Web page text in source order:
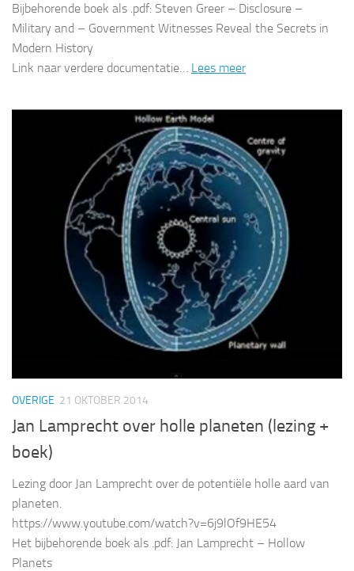
Bijbehorende boek als .pdf: Steven Greer – Disclosure –
Military and – Government Witnesses Reveal the Secrets in
Modern History
Link naar verdere documentatie… Lees meer
OVERIGE 21 OKTOBER 2014
Jan Lamprecht over holle planeten (lezing +
boek)
Lezing door Jan Lamprecht over de potentiële holle aard van
planeten.
https://www.youtube.com/watch?v=6j9lOf9HE54
Het bijbehorende boek als .pdf: Jan Lamprecht – Hollow
Planets